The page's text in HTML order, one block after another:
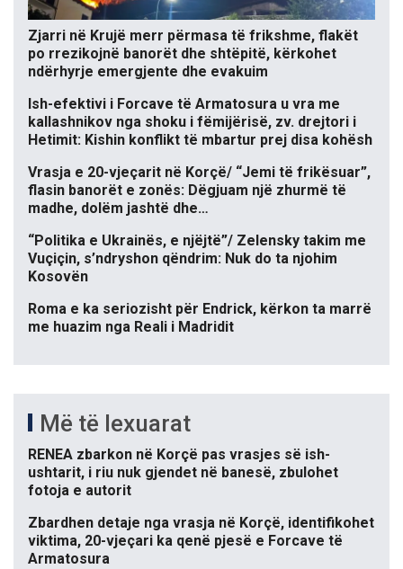
Zjarri në Krujë merr përmasa të frikshme, flakët
po rrezikojnë banorët dhe shtëpitë, kërkohet
ndërhyrje emergjente dhe evakuim
Ish-efektivi i Forcave të Armatosura u vra me
kallashnikov nga shoku i fëmijërisë, zv. drejtori i
Hetimit: Kishin konflikt të mbartur prej disa kohësh
Vrasja e 20-vjeçarit në Korçë/ “Jemi të frikësuar”,
flasin banorët e zonës: Dëgjuam një zhurmë të
madhe, dolëm jashtë dhe…
“Politika e Ukrainës, e njëjtë”/ Zelensky takim me
Vuçiçin, s’ndryshon qëndrim: Nuk do ta njohim
Kosovën
Roma e ka seriozisht për Endrick, kërkon ta marrë
me huazim nga Reali i Madridit
Më të lexuarat
RENEA zbarkon në Korçë pas vrasjes së ish-
ushtarit, i riu nuk gjendet në banesë, zbulohet
fotoja e autorit
Zbardhen detaje nga vrasja në Korçë, identifikohet
viktima, 20-vjeçari ka qenë pjesë e Forcave të
Armatosura